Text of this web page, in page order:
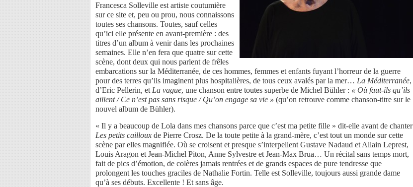
Francesca Solleville est artiste coutumière
sur ce site et, peu ou prou, nous connaissons
toutes ses chansons. Toutes, sauf celles
qu’ici elle présente en avant-première : des
titres d’un album à venir dans les prochaines
semaines. Elle n’en fera que quatre sur cette
scène, dont deux qui nous parlent de frêles
embarcations sur la Méditerranée, de ces hommes, femmes et enfants fuyant l’horreur de la guerre
pour des terres qu’ils imaginent plus hospitalières, de tous ceux avalés par la mer… La Méditerranée,
d’Eric Pellerin, et La vague, une chanson entre toutes superbe de Michel Bühler : « Où faut-ils qu’ils
aillent / Ce n’est pas sans risque / Qu’on engage sa vie » (qu’on retrouve comme chanson-titre sur le
nouvel album de Bühler).
« Il y a beaucoup de Lola dans mes chansons parce que c’est ma petite fille » dit-elle avant de chanter
Les petits cailloux de Pierre Crosz. De la toute petite à la grand-mère, c’est tout un monde sur cette
scène par elles magnifiée. Où se croisent et presque s’interpellent Gustave Nadaud et Allain Leprest,
Louis Aragon et Jean-Michel Piton, Anne Sylvestre et Jean-Max Brua… Un récital sans temps mort,
fait de pics d’émotion, de colères jamais rentrées et de grands espaces de pure tendresse que
prolongent les touches graciles de Nathalie Fortin. Telle est Solleville, toujours aussi grande dame
qu’à ses débuts. Excellente ! Et sans âge.